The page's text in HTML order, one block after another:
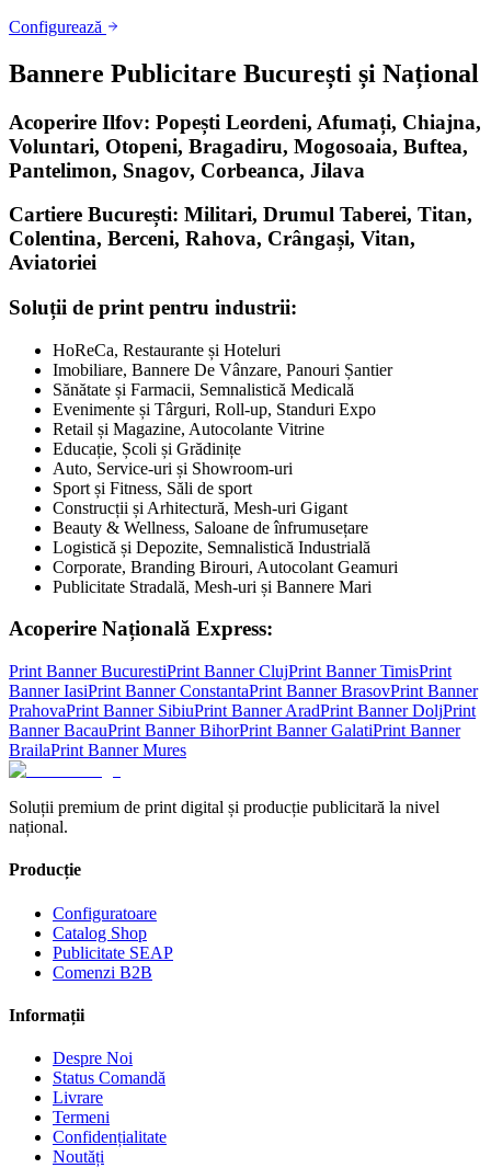
Configurează
Bannere Publicitare București și Național
Acoperire Ilfov: Popești Leordeni, Afumați, Chiajna,
Voluntari, Otopeni, Bragadiru, Mogosoaia, Buftea,
Pantelimon, Snagov, Corbeanca, Jilava
Cartiere București: Militari, Drumul Taberei, Titan,
Colentina, Berceni, Rahova, Crângași, Vitan,
Aviatoriei
Soluții de print pentru industrii:
HoReCa, Restaurante și Hoteluri
Imobiliare, Bannere De Vânzare, Panouri Șantier
Sănătate și Farmacii, Semnalistică Medicală
Evenimente și Târguri, Roll-up, Standuri Expo
Retail și Magazine, Autocolante Vitrine
Educație, Școli și Grădinițe
Auto, Service-uri și Showroom-uri
Sport și Fitness, Săli de sport
Construcții și Arhitectură, Mesh-uri Gigant
Beauty & Wellness, Saloane de înfrumusețare
Logistică și Depozite, Semnalistică Industrială
Corporate, Branding Birouri, Autocolant Geamuri
Publicitate Stradală, Mesh-uri și Bannere Mari
Acoperire Națională Express:
Print BannerBucurestiPrint BannerClujPrint BannerTimisPrint
BannerIasiPrint BannerConstantaPrint BannerBrasovPrint Banner
PrahovaPrint Banner SibiuPrint BannerAradPrint BannerDoljPrint
BannerBacauPrint BannerBihorPrint BannerGalatiPrint Banner
BrailaPrint BannerMures
Soluții premium de print digital și producție publicitară la nivel
național.
Producție
Configuratoare
Catalog Shop
Publicitate SEAP
Comenzi B2B
Informații
Despre Noi
Status Comandă
Livrare
Termeni
Confidențialitate
Noutăți